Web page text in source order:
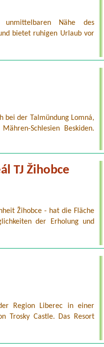
Nähe des
bietet ruhigen Urlaub vor
bei der Talmündung Lomná,
Schlesien Beskiden.
TJ Žihobce
Žihobce - hat die Fläche
der Erholung und
Region Liberec in einer
Trosky Castle. Das Resort